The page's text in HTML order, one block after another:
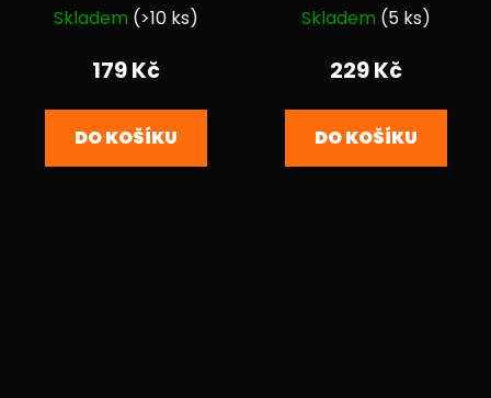
hodnocení
produktu
5,0
z
Skladem (>10 ks)
179 Kč
DO KOŠÍKU
hodnocení
produktu
5,0
z
Skladem (5 ks)
229 Kč
DO KOŠÍKU